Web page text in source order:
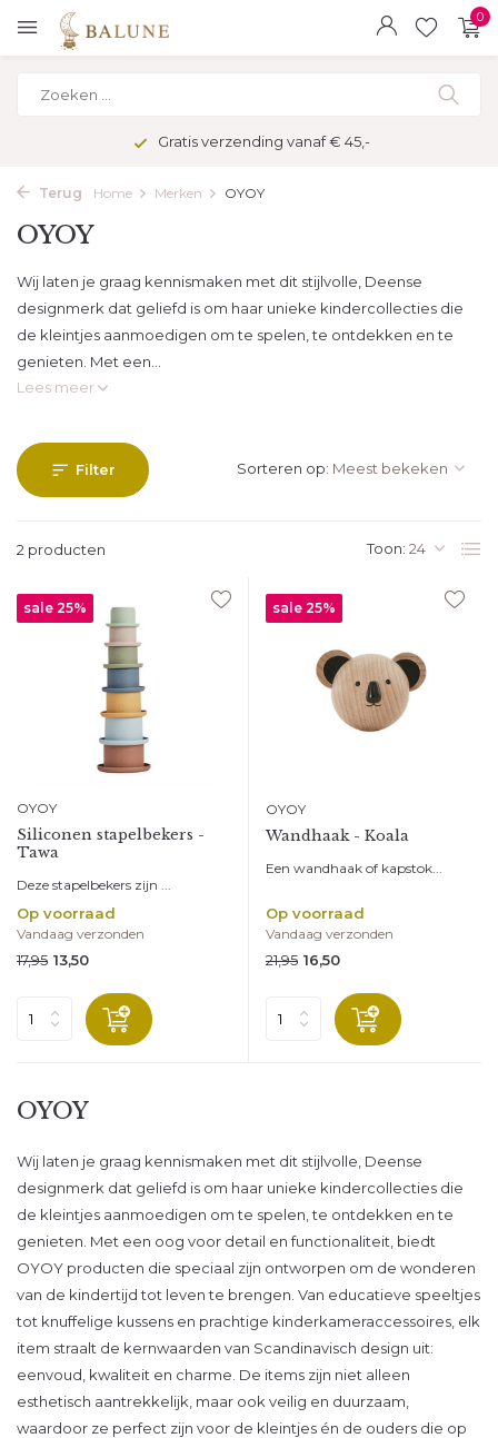
0
Gratis verzending vanaf € 45,-
Terug Home Merken OYOY
OYOY
Wij laten je graag kennismaken met dit stijlvolle, Deense
designmerk dat geliefd is om haar unieke kindercollecties die
de kleintjes aanmoedigen om te spelen, te ontdekken en te
genieten. Met een...
Lees meer
Filter
2 producten Toon:
Sorteren op:
sale 25%
OYOY
Siliconen stapelbekers -
Tawa
Deze stapelbekers zijn ...
Op voorraad
Vandaag verzonden
17,95 13,50
sale 25%
OYOY
Wandhaak - Koala
Een wandhaak of kapstok...
Op voorraad
Vandaag verzonden
21,95 16,50
OYOY
Wij laten je graag kennismaken met dit stijlvolle, Deense
designmerk dat geliefd is om haar unieke kindercollecties die
de kleintjes aanmoedigen om te spelen, te ontdekken en te
genieten. Met een oog voor detail en functionaliteit, biedt
OYOY producten die speciaal zijn ontworpen om de wonderen
van de kindertijd tot leven te brengen. Van educatieve speeltjes
tot knuffelige kussens en prachtige kinderkameraccessoires, elk
item straalt de kernwaarden van Scandinavisch design uit:
eenvoud, kwaliteit en charme. De items zijn niet alleen
esthetisch aantrekkelijk, maar ook veilig en duurzaam,
waardoor ze perfect zijn voor de kleintjes én de ouders die op